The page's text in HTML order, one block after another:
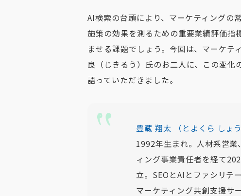
AI検索の台頭により、マーケティングの
施策の効果を測るための重要業績評価指
ませる課題でしょう。今回は、マーケ
良（じきるう）氏のお二人に、この変
語っていただきました。
豊藏 翔太 （とよくら しょう
1992年生まれ。人材系営
ィング事業責任者を経て
立。SEOとAIとファシリテ
マーケティング共創支援サ